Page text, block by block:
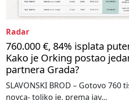
Radar
760.000 €, 84% isplata
Kako je Orking postao
partnera Grada?
SLAVONSKI BROD – Gotovo 760
novca- toliko je, prema jav...